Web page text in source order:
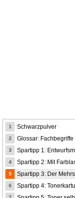
1 Schwarzpulver
2 Glossar:
3 Spartipp 1:
4 Spartipp 2: Mit
5 Spartipp 3: Der
6 Spartipp 4: